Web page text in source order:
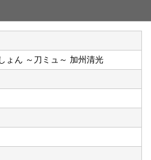
ょん ～刀ミュ～ 加州清光